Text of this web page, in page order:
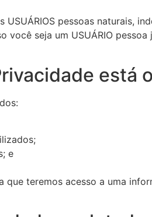
pessoas naturais,
você seja um USUÁRIO
está
e
que teremos acesso a uma